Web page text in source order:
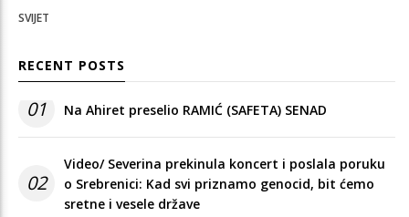
SVIJET
RECENT POSTS
01 Na Ahiret preselio RAMIĆ (SAFETA) SENAD
02
Video/ Severina prekinula koncert i poslala poruku
o Srebrenici: Kad svi priznamo genocid, bit ćemo
sretne i vesele države